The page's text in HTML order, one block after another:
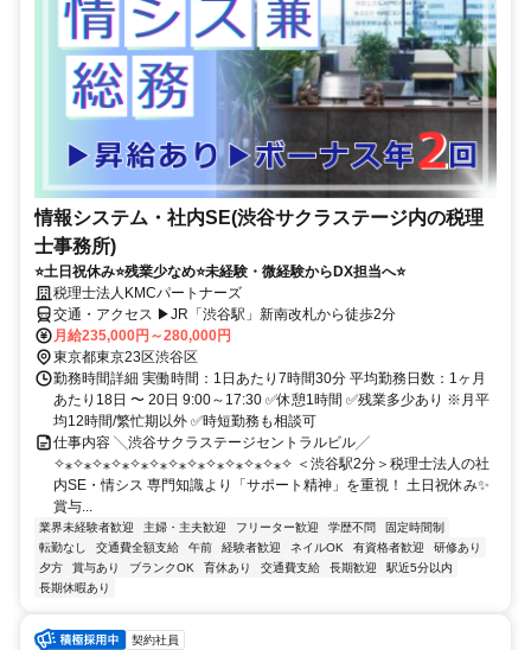
情報システム・社内SE(渋谷サクラステージ内の税理
士事務所)
⭐土日祝休み⭐残業少なめ⭐未経験・微経験からDX担当へ⭐
税理士法人KMCパートナーズ
交通・アクセス ▶JR「渋谷駅」新南改札から徒歩2分
月給235,000円～280,000円
東京都東京23区渋谷区
勤務時間詳細 実働時間：1日あたり7時間30分 平均勤務日数：1ヶ月
あたり18日 〜 20日 9:00～17:30 ✅休憩1時間 ✅残業多少あり ※月平
均12時間/繁忙期以外 ✅時短勤務も相談可
仕事内容 ╲渋谷サクラステージセントラルビル╱
✧⁎✧⁎✧⁎✧⁎✧⁎✧⁎✧⁎✧⁎✧⁎✧⁎✧⁎✧⁎✧ ＜渋谷駅2分＞税理士法人の社
内SE・情シス 専門知識より「サポート精神」を重視！ 土日祝休み✨
賞与...
業界未経験者歓迎 主婦・主夫歓迎 フリーター歓迎 学歴不問
固定時間制
転勤なし
交通費全額支給 午前 経験者歓迎 ネイルOK 有資格者歓迎
研修あり
夕方
賞与あり ブランクOK 育休あり 交通費支給 長期歓迎
駅近5分以内
長期休暇あり
契約社員